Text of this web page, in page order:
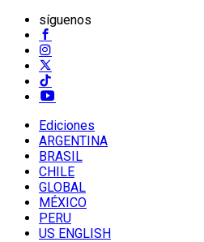
síguenos
Ediciones
ARGENTINA
BRASIL
CHILE
GLOBAL
MÉXICO
PERU
US ENGLISH